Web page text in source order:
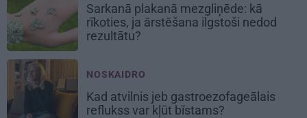
Sarkanā plakanā mezgliņēde: kā
rīkoties, ja ārstēšana ilgstoši nedod
rezultātu?
NOSKAIDRO
Kad atvilnis jeb gastroezofageālais
reflukss var kļūt bīstams?